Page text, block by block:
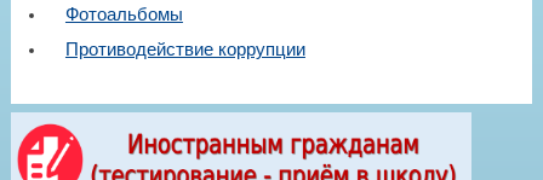
Фотоальбомы
Противодействие коррупции